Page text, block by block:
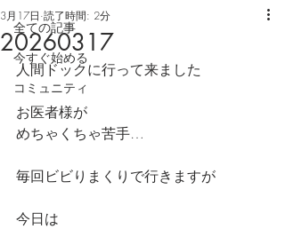
全ての記事
今すぐ始める
コミュニティ
20260317
3月17日 読了時間: 2分
人間ドックに行って来ました
お医者様が
めちゃくちゃ苦手…
毎回ビビりまくりで行きますが
今日は